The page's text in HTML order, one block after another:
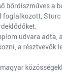
bőrdíszműves
foglalkozott,
udvara
a